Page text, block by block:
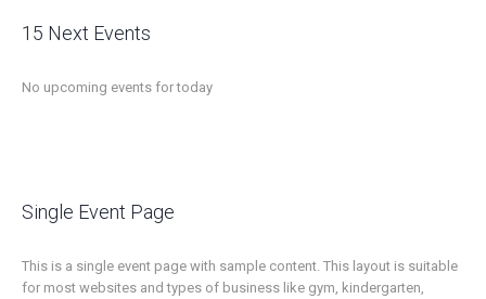
15 Next Events
No upcoming events for today
Single Event Page
This is a single event page with sample content. This layout is suitable
for most websites and types of business like gym, kindergarten,